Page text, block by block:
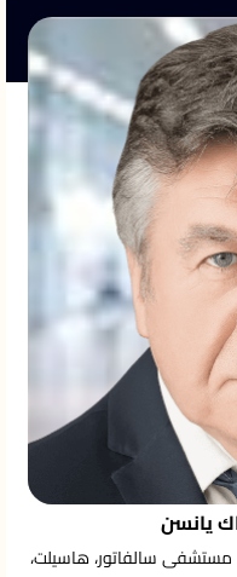
يانسن
مستشفى سالفاتور، هاسيلت،